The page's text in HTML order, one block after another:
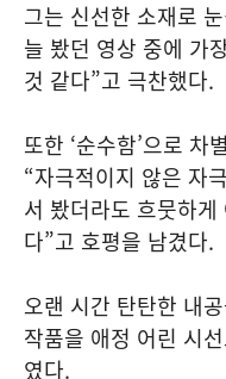
그는 신선한 소재로
늘 봤던 영상 중에 가
것 같다”고 극찬했다.
또한 ‘순수함’으로 차
“자극적이지 않은 자
서 봤더라도 흐뭇하
다”고 호평을 남겼다.
오랜 시간 탄탄한 내
작품을 애정 어린 시
였다.